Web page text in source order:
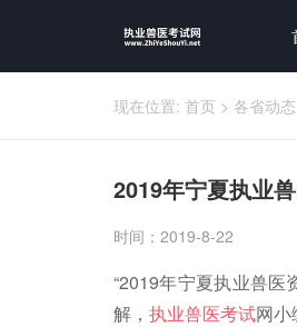
现在位置: 首页 > 各省动态
2019年宁夏执业
时间：2019-8-22
“2019年宁夏执业兽
解， 执业兽医考试网小